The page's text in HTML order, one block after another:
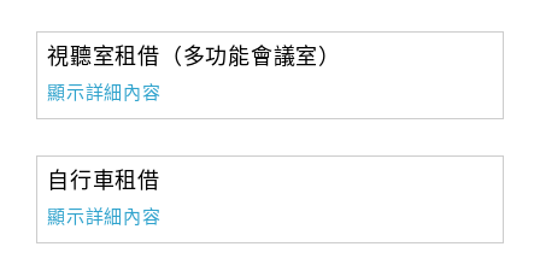
視聽室租借（多功能會議室）
顯示詳細內容
自行車租借
顯示詳細內容